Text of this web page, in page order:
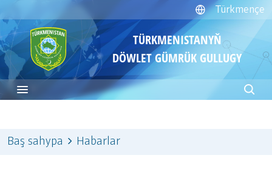
Türkmençe
TÜRKMENISTANYŇ
DÖWLET GÜMRÜK GULLUGY
Baş sahypa Habarlar